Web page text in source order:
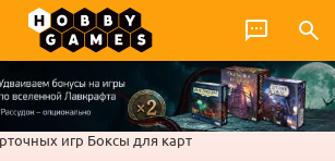
игр Боксы для карт